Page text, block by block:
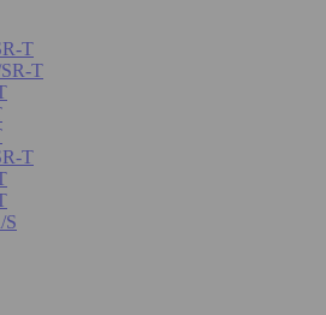
T
T
T
S